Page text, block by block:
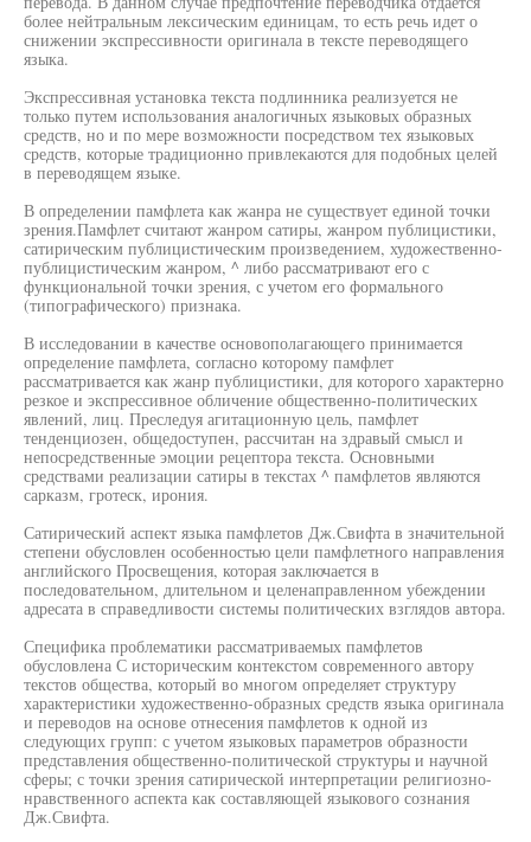
более нейтральным лексическим единицам, то есть речь идет о
снижении экспрессивности оригинала в тексте переводящего
языка.
Экспрессивная установка текста подлинника реализуется не
только путем использования аналогичных языковых образных
средств, но и по мере возможности посредством тех языковых
средств, которые традиционно привлекаются для подобных целей
в переводящем языке.
В определении памфлета как жанра не существует единой точки
зрения.Памфлет считают жанром сатиры, жанром публицистики,
сатирическим публицистическим произведением, художественно-
публицистическим жанром, ^ либо рассматривают его с
функциональной точки зрения, с учетом его формального
(типографического) признака.
В исследовании в качестве основополагающего принимается
определение памфлета, согласно которому памфлет
рассматривается как жанр публицистики, для которого характерно
резкое и экспрессивное обличение общественно-политических
явлений, лиц. Преследуя агитационную цель, памфлет
тенденциозен, общедоступен, рассчитан на здравый смысл и
непосредственные эмоции рецептора текста. Основными
средствами реализации сатиры в текстах ^ памфлетов являются
сарказм, гротеск, ирония.
Сатирический аспект языка памфлетов Дж.Свифта в значительной
степени обусловлен особенностью цели памфлетного направления
английского Просвещения, которая заключается в
последовательном, длительном и целенаправленном убеждении
адресата в справедливости системы политических взглядов автора.
Специфика проблематики рассматриваемых памфлетов
обусловлена С историческим контекстом современного автору
текстов общества, который во многом определяет структуру
характеристики художественно-образных средств языка оригинала
и переводов на основе отнесения памфлетов к одной из
следующих групп: с учетом языковых параметров образности
представления общественно-политической структуры и научной
сферы; с точки зрения сатирической интерпретации религиозно-
нравственного аспекта как составляющей языкового сознания
Дж.Свифта.